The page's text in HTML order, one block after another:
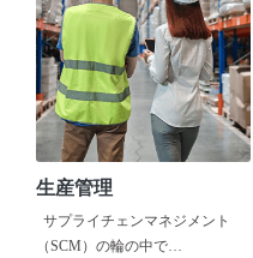
生産管理
サプライチェンマネジメント
（SCM）の輪の中で…